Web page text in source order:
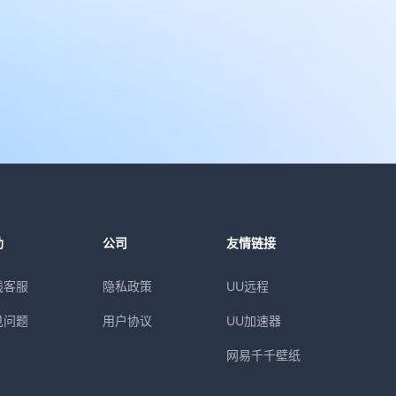
客服
问题
公司
隐私政策
用户协议
友情链接
UU远程
UU加速器
网易千千壁纸